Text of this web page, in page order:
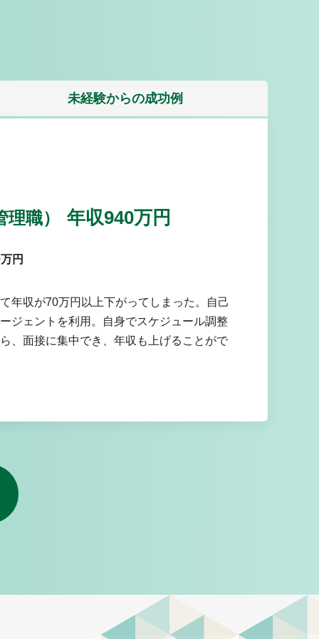
未経験からの成功例
職） 年収940万円
円
年収が70万円以上下がってしまった。自己
ジェントを利用。自身でスケジュール調整
、面接に集中でき、年収も上げることがで